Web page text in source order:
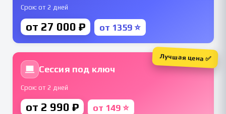
Срок: от 2 дней
от 27 000 ₽ от 1359 ⭐
Сессия под ключ
Срок: от 2 дней
от 2 990 ₽ от 149 ⭐
Лучшая цена ✅